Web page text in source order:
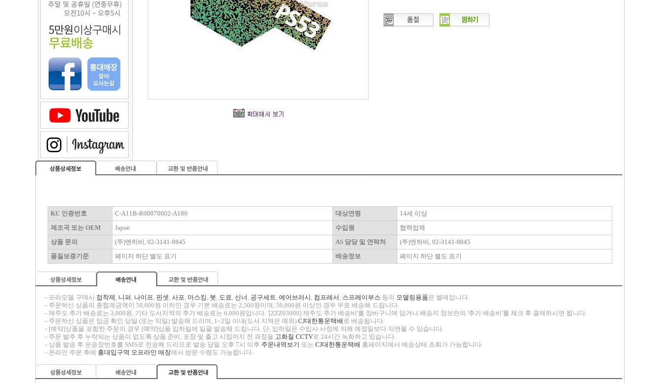
KC 인증번호 C-A11B-R00070002-A180 대상연령
14세 이상
제조국 또는 OEM
Japan 수입원
협력업체
상품 문의
(주)엔하비, 02-3141-9845 AS 담당 및 연락처
(주)엔하비, 02-3141-9845
품질보증기준
페이지 하단 별도 표기 배송정보 페이지 하단 별도 표기
----- - 프라모델 구매시 접착제 , 니퍼 , 나이프, 핀셋 , 사포, 마스킹 , 붓, 도료, 신너 , 공구세트, 에어브러시 , 컴프레서 , 스프레이부스 등의 모델링용품은 별매입니다.
----- - 주문하신 상품의 총합계금액이 50,000원 이하인 경우 기본 배송료는 2,500원이며, 50,000원 이상인 경우 무료 배송해 드립니다.
----- - 제주도 추가 배송료는 3,000원, 기타 도서지역의 추가 배송료는 6,000원입니다. '[ZZZ03000] 제주도 추가 배송비'를 장바구니에 담거나 배송지 정보란의 '추가 배송비'를 체크 후 결제하시면 됩니다.
----- - 주문하신 상품은 입금 확인 당일 (또는 익일) 발송해 드리며, 1~2일 이내(도서 지역은 예외) CJ대한통운택배 로 배송됩니다.
----- - [예약]상품을 포함한 주문의 경우 [예약]상품 입하일에 일괄 발송해 드립니다. 단, 입하일은 수입사 사정에 의해 예정일보다 지연될 수 있습니다.
----- - 주문 발주 후 누락되는 상품이 없도록 상품 준비, 포장 및 출고 시점까지 전 과정을 고화질 CCTV로 24시간 녹화하고 있습니다.
----- - 상품 발송 후 운송장번호를 SMS로 전송해 드리므로 발송 당일 오후 7시 이후 주문내역보기 또는 CJ대한통운택배 홈페이지에서 배송상태 조회가 가능합니다.
----- - 온라인 주문 후에 홍대입구역 오프라인 매장에서 방문 수령도 가능합니다.